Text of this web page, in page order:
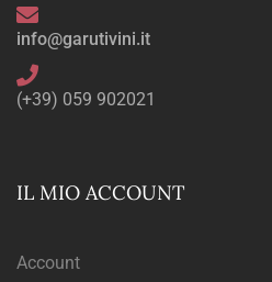
info@garutivini.it
(+39) 059 902021
IL MIO ACCOUNT
Account